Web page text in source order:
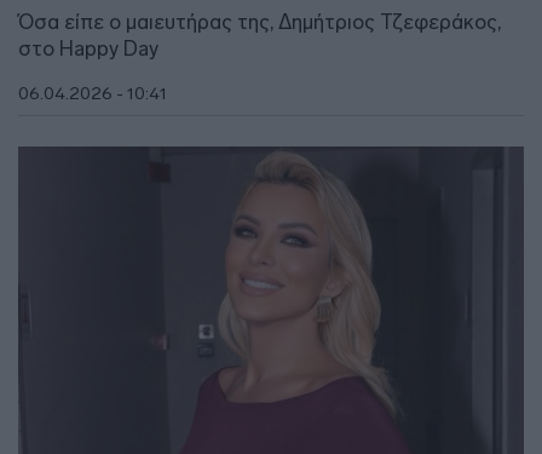
Όσα είπε ο μαιευτήρας της, Δημήτριος Τζεφεράκος,
στο Happy Day
06.04.2026 - 10:41